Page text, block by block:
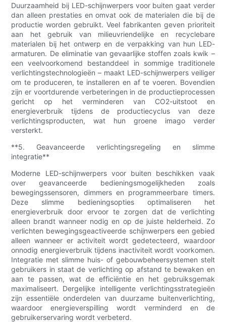
Duurzaamheid bij LED-schijnwerpers voor buiten gaat verder
dan alleen prestaties en omvat ook de materialen die bij de
productie worden gebruikt. Veel fabrikanten geven prioriteit
aan het gebruik van milieuvriendelijke en recyclebare
materialen bij het ontwerp en de verpakking van hun LED-
armaturen. De eliminatie van gevaarlijke stoffen zoals kwik –
een veelvoorkomend bestanddeel in sommige traditionele
verlichtingstechnologieën – maakt LED-schijnwerpers veiliger
om te produceren, te installeren en af ​​te voeren. Bovendien
zijn er voortdurende verbeteringen in de productieprocessen
gericht op het verminderen van CO2-uitstoot en
energieverbruik tijdens de productiecyclus van deze
verlichtingsproducten, wat hun groene imago verder
versterkt.
**5. Geavanceerde verlichtingsregeling en slimme
integratie**
Moderne LED-schijnwerpers voor buiten beschikken vaak
over geavanceerde bedieningsmogelijkheden zoals
bewegingssensoren, dimmers en programmeerbare timers.
Deze slimme bedieningsopties optimaliseren het
energieverbruik door ervoor te zorgen dat de verlichting
alleen brandt wanneer nodig en op de juiste helderheid. Zo
verlichten bewegingsgeactiveerde schijnwerpers een gebied
alleen wanneer er activiteit wordt gedetecteerd, waardoor
onnodig energieverbruik tijdens inactiviteit wordt voorkomen.
Integratie met slimme huis- of gebouwbeheersystemen stelt
gebruikers in staat de verlichting op afstand te bewaken en
aan te passen, wat de efficiëntie en het gebruiksgemak
maximaliseert. Dergelijke intelligente verlichtingsstrategieën
zijn essentiële onderdelen van duurzame buitenverlichting,
waardoor energieverspilling wordt verminderd en de
gebruikerservaring wordt verbeterd.